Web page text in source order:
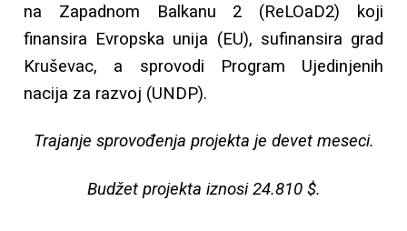
na Zapadnom Balkanu 2 (ReLOaD2) koji
finansira Evropska unija (EU), sufinansira grad
Kruševac, a sprovodi Program Ujedinjenih
nacija za razvoj (UNDP).
Trajanje sprovođenja projekta je devet meseci.
Budžet projekta iznosi 24.810 $.